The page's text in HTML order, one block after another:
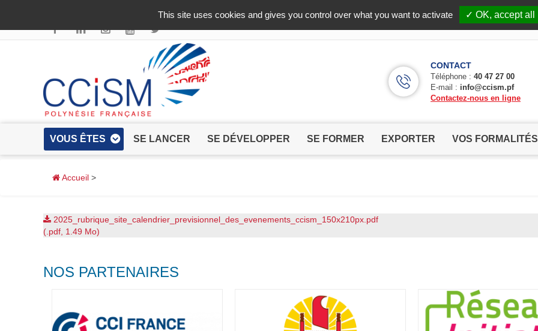
✓ Allow
CONTACT
Téléphone : 40 47 27 00
E-mail : info@ccism.pf
Contactez-nous en ligne
VOUS ÊTES SE LANCER SE DÉVELOPPER SE FORMER EXPORTER VOS FORMALITÉS
Accueil >
2025_rubrique_site_calendrier_previsionnel_des_evenements_ccism_150x210px.pdf
(.pdf, 1.49 Mo)
NOS PARTENAIRES
This site uses cookies and gives you control over what you want to activate ✓ OK, accept all